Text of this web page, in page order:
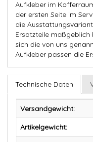
Aufkleber im
der ersten Seite im
die
Ersatzteile maßgeblich
sich die von uns
Aufkleber passen die
Technische Daten
Versandgewicht:
Artikelgewicht: